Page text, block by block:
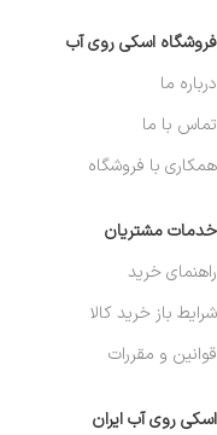
فروشگاه اسکی روی آب
درباره ما
تماس با ما
همکاری با فروشگاه
خدمات مشتریان
راهنمای خرید
شرایط باز خرید کالا
قوانین و مقررات
اسکی روی آب ایران